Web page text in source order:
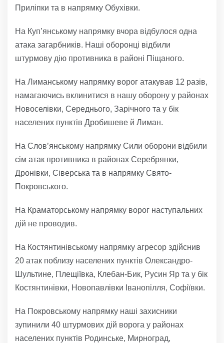
Приліпки та в напрямку Обухівки.
На Куп’янському напрямку вчора відбулося одна
атака загарбників. Наші оборонці відбили
штурмову дію противника в районі Піщаного.
На Лиманському напрямку ворог атакував 12 разів,
намагаючись вклинитися в нашу оборону у районах
Новоселівки, Середнього, Зарічного та у бік
населених пунктів Дробишеве й Лиман.
На Слов’янському напрямку Сили оборони відбили
сім атак противника в районах Серебрянки,
Дронівки, Сіверська та в напрямку Свято-
Покровського.
На Краматорському напрямку ворог наступальних
дій не проводив.
На Костянтинівському напрямку агресор здійснив
20 атак поблизу населених пунктів Олександро-
Шультине, Плещіївка, Клебан-Бик, Русин Яр та у бік
Костянтинівки, Новопавлівки Іванопілля, Софіївки.
На Покровському напрямку наші захисники
зупинили 40 штурмових дій ворога у районах
населених пунктів Родинське, Мирноград,